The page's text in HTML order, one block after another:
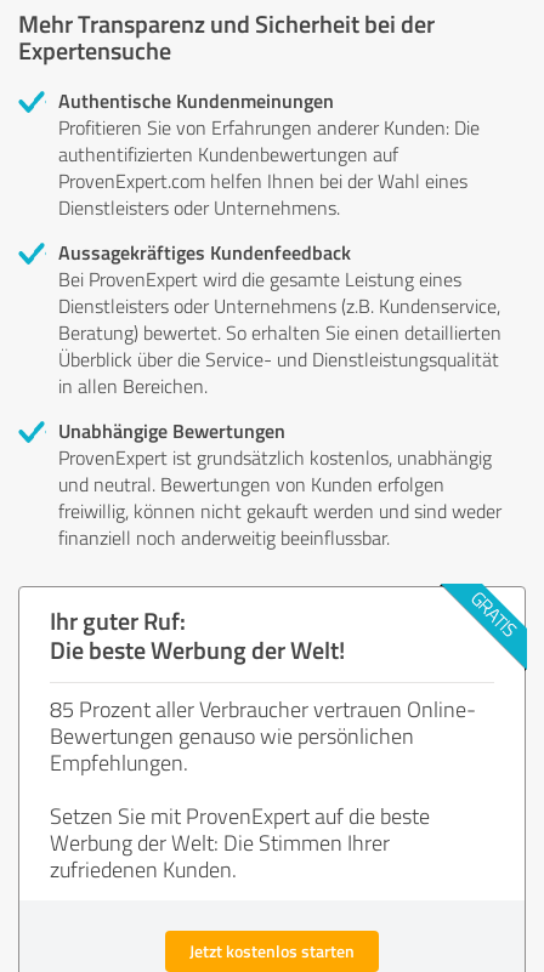
Mehr Transparenz und Sicherheit bei der
Expertensuche
Authentische Kundenmeinungen
Profitieren Sie von Erfahrungen anderer Kunden: Die
authentifizierten Kundenbewertungen auf
ProvenExpert.com helfen Ihnen bei der Wahl eines
Dienstleisters oder Unternehmens.
Aussagekräftiges Kundenfeedback
Bei ProvenExpert wird die gesamte Leistung eines
Dienstleisters oder Unternehmens (z.B. Kundenservice,
Beratung) bewertet. So erhalten Sie einen detaillierten
Überblick über die Service- und Dienstleistungsqualität
in allen Bereichen.
Unabhängige Bewertungen
ProvenExpert ist grundsätzlich kostenlos, unabhängig
und neutral. Bewertungen von Kunden erfolgen
freiwillig, können nicht gekauft werden und sind weder
finanziell noch anderweitig beeinflussbar.
Ihr guter Ruf:
Die beste Werbung der Welt!
85 Prozent aller Verbraucher vertrauen Online-
Bewertungen genauso wie persönlichen
Empfehlungen.
Setzen Sie mit ProvenExpert auf die beste
Werbung der Welt: Die Stimmen Ihrer
zufriedenen Kunden.
Jetzt kostenlos starten